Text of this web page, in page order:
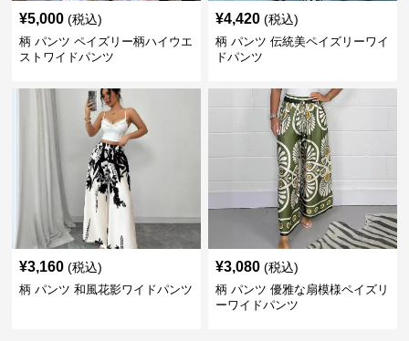
¥5,000 (税込)
柄 パンツ ペイズリー柄ハイウエ
ストワイドパンツ
¥4,420 (税込)
柄 パンツ 伝統美ペイズリーワイ
ドパンツ
¥3,160 (税込)
柄 パンツ 和風花影ワイドパンツ
¥3,080 (税込)
柄 パンツ 優雅な扇模様ペイズリ
ーワイドパンツ